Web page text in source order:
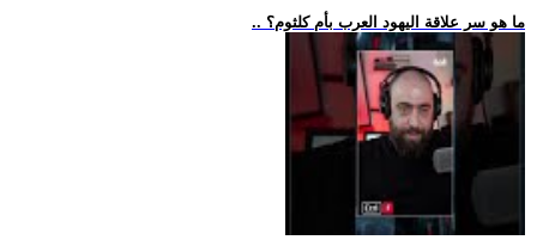
.. ما هو سر علاقة اليهود العرب بأم كلثوم؟